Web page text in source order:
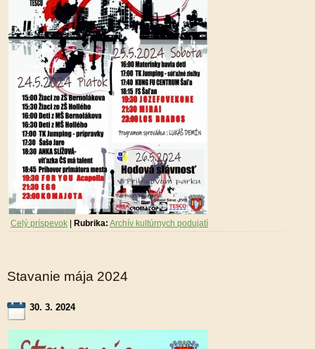
Celý príspevok Rubrika: Archív kultúrnych podujatí
Stavanie mája 2024
30. 3. 2024